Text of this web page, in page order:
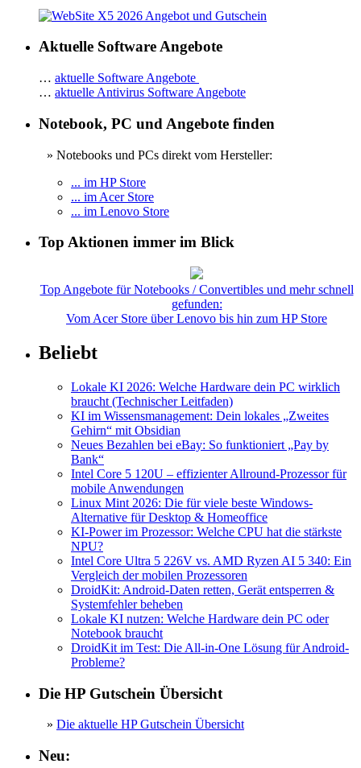
Aktuelle Software Angebote
… aktuelle Software Angebote
… aktuelle Antivirus Software Angebote
Notebook, PC und Angebote finden
» Notebooks und PCs direkt vom Hersteller:
... im HP Store
... im Acer Store
... im Lenovo Store
Top Aktionen immer im Blick
Top Angebote für Notebooks / Convertibles und mehr schnell
gefunden:
Vom Acer Store über Lenovo bis hin zum HP Store
Beliebt
Lokale KI 2026: Welche Hardware dein PC wirklich
braucht (Technischer Leitfaden)
KI im Wissensmanagement: Dein lokales „Zweites
Gehirn“ mit Obsidian
Neues Bezahlen bei eBay: So funktioniert „Pay by
Bank“
Intel Core 5 120U – effizienter Allround-Prozessor für
mobile Anwendungen
Linux Mint 2026: Die für viele beste Windows-
Alternative für Desktop & Homeoffice
KI-Power im Prozessor: Welche CPU hat die stärkste
NPU?
Intel Core Ultra 5 226V vs. AMD Ryzen AI 5 340: Ein
Vergleich der mobilen Prozessoren
DroidKit: Android-Daten retten, Gerät entsperren &
Systemfehler beheben
Lokale KI nutzen: Welche Hardware dein PC oder
Notebook braucht
DroidKit im Test: Die All-in-One Lösung für Android-
Probleme?
Die HP Gutschein Übersicht
» Die aktuelle HP Gutschein Übersicht
Neu: